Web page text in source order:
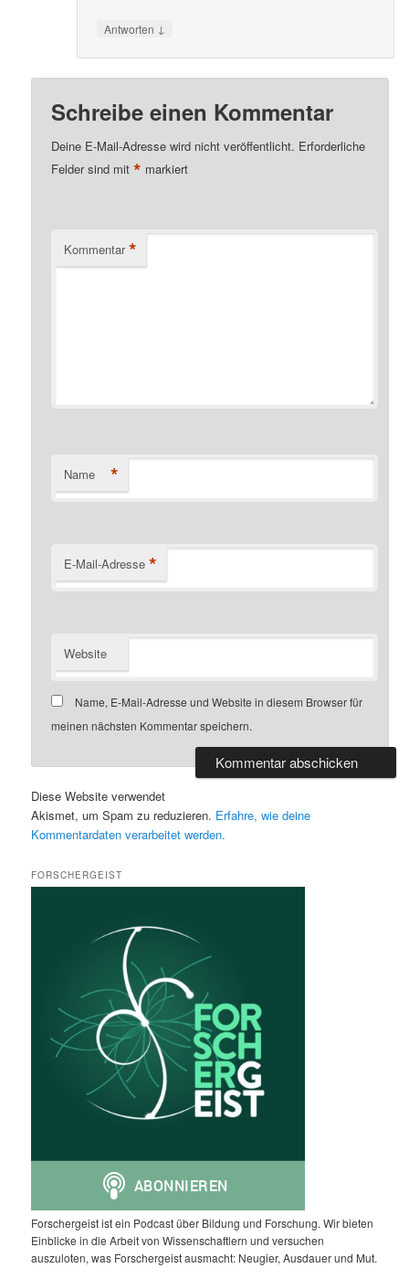
Antworten ↓
Schreibe einen Kommentar
Deine E-Mail-Adresse wird nicht veröffentlicht. Erforderliche
Felder sind mit* markiert
Kommentar *
Name *
E-Mail-Adresse *
Website
Name, E-Mail-Adresse und Website in diesem Browser für
meinen nächsten Kommentar speichern.
Diese Website verwendet
Akismet, um Spam zu reduzieren. Erfahre, wie deine
Kommentardaten verarbeitet werden.
FORSCHERGEIST
Forschergeist ist ein Podcast über Bildung und Forschung. Wir bieten
Einblicke in die Arbeit von Wissenschaftlern und versuchen
auszuloten, was Forschergeist ausmacht: Neugier, Ausdauer und Mut.